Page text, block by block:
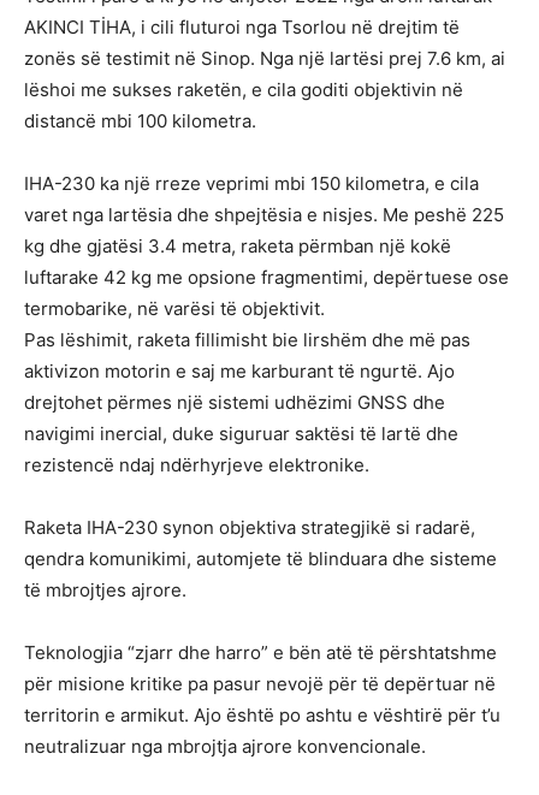
AKINCI TİHA, i cili fluturoi nga Tsorlou në drejtim të
zonës së testimit në Sinop. Nga një lartësi prej 7.6 km, ai
lëshoi me sukses raketën, e cila goditi objektivin në
distancë mbi 100 kilometra.
IHA-230 ka një rreze veprimi mbi 150 kilometra, e cila
varet nga lartësia dhe shpejtësia e nisjes. Me peshë 225
kg dhe gjatësi 3.4 metra, raketa përmban një kokë
luftarake 42 kg me opsione fragmentimi, depërtuese ose
termobarike, në varësi të objektivit.
Pas lëshimit, raketa fillimisht bie lirshëm dhe më pas
aktivizon motorin e saj me karburant të ngurtë. Ajo
drejtohet përmes një sistemi udhëzimi GNSS dhe
navigimi inercial, duke siguruar saktësi të lartë dhe
rezistencë ndaj ndërhyrjeve elektronike.
Raketa IHA-230 synon objektiva strategjikë si radarë,
qendra komunikimi, automjete të blinduara dhe sisteme
të mbrojtjes ajrore.
Teknologjia “zjarr dhe harro” e bën atë të përshtatshme
për misione kritike pa pasur nevojë për të depërtuar në
territorin e armikut. Ajo është po ashtu e vështirë për t’u
neutralizuar nga mbrojtja ajrore konvencionale.